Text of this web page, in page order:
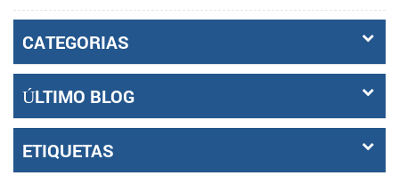
CATEGORIAS
ÚLTIMO BLOG
ETIQUETAS